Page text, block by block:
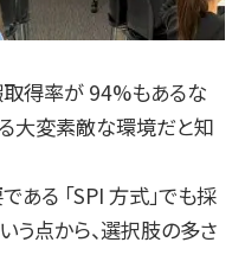
得率が 94%もあるな
大変素敵な環境だと知
ある 「SPI 方式」でも採
う点から、選択肢の多さ